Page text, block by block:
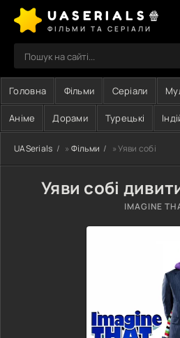
UASERIALS🍿
ФІЛЬМИ ТА СЕРІАЛИ
Головна Фільми Серіали
Аніме Дорами Турецькі
UASerials » Фільми » Уяви собі
Уяви собі
IMAGINE